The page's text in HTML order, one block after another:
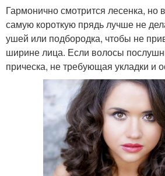
Гармонично смотрится лесенка, но
самую короткую прядь лучше не
ушей или подбородка, чтобы не
ширине лица. Если волосы
прическа, не требующая укладки и